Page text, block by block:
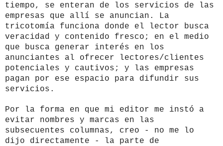
tiempo, se enteran de los servicios de las
empresas que allí se anuncian. La
tricotomía funciona donde el lector busca
veracidad y contenido fresco; en el medio
que busca generar interés en los
anunciantes al ofrecer lectores/clientes
potenciales y cautivos; y las empresas
pagan por ese espacio para difundir sus
servicios.
Por la forma en que mi editor me instó a
evitar nombres y marcas en las
subsecuentes columnas, creo - no me lo
dijo directamente - la parte de